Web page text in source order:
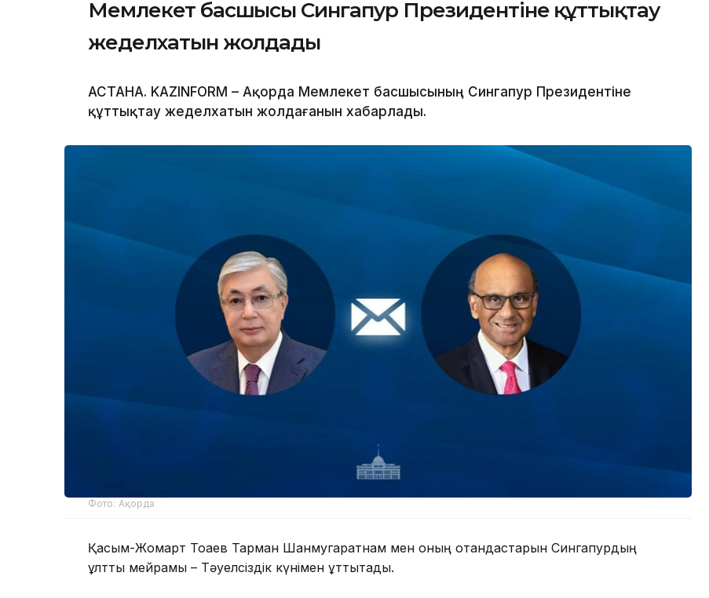
Мемлекет басшысы Сингапур Президентіне құттықтау
жеделхатын жолдады
АСТАНА. KAZINFORM – Ақорда Мемлекет басшысының Сингапур Президентіне
құттықтау жеделхатын жолдағанын хабарлады.
Фото: Ақорда
Қасым-Жомарт Тоқаев Тарман Шанмугаратнам мен оның отандастарын Сингапурдың
ұлттық мейрамы – Тәуелсіздік күнімен құттықтады.